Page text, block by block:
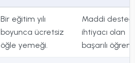
Bir eğitim yılı
boyunca ücretsiz
öğle yemeği.
Maddi
ihtiyacı olan
başarılı